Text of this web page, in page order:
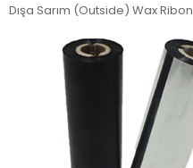
Dışa Sarım (Outside) Wax Ribon